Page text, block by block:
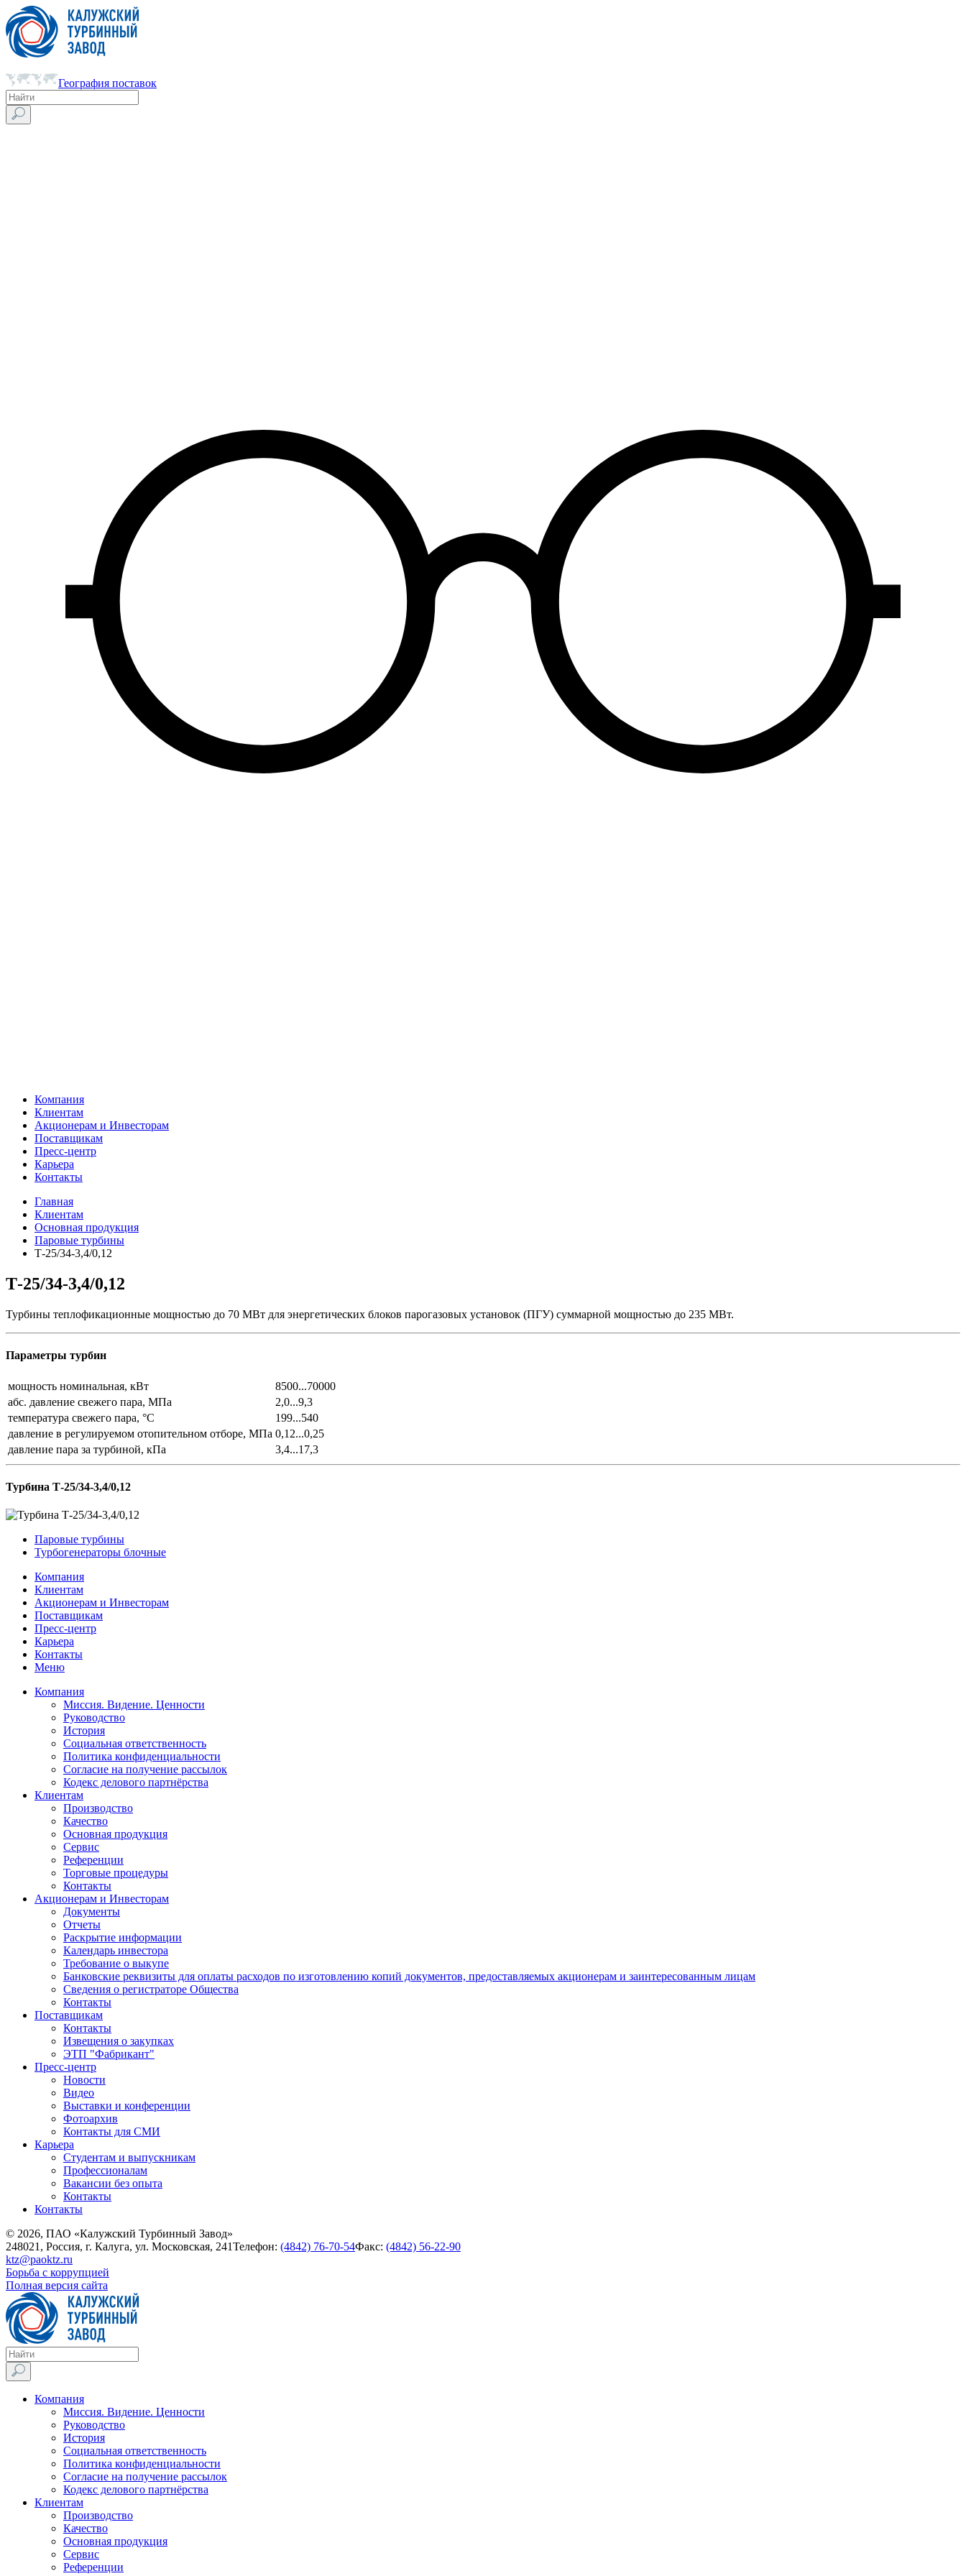
География поставок
Компания
Клиентам
Акционерам и Инвесторам
Поставщикам
Пресс-центр
Карьера
Контакты
Главная
Клиентам
Основная продукция
Паровые турбины
Т-25/34-3,4/0,12
Т-25/34-3,4/0,12
Турбины теплофикационные мощностью до 70 МВт для энергетических блоков парогазовых установок (ПГУ) суммарной мощностью до 235 МВт.
Параметры турбин
мощность номинальная, кВт
8500...70000
абс. давление свежего пара, МПа
2,0...9,3
температура свежего пара, °С
199...540
давление в регулируемом отопительном отборе, МПа 0,12...0,25
давление пара за турбиной, кПа
3,4...17,3
Турбина Т-25/34-3,4/0,12
Паровые турбины
Турбогенераторы блочные
Компания
Клиентам
Акционерам и Инвесторам
Поставщикам
Пресс-центр
Карьера
Контакты
Меню
Компания
Миссия. Видение. Ценности
Руководство
История
Социальная ответственность
Политика конфиденциальности
Согласие на получение рассылок
Кодекс делового партнёрства
Клиентам
Производство
Качество
Основная продукция
Сервис
Референции
Торговые процедуры
Контакты
Акционерам и Инвесторам
Документы
Отчеты
Раскрытие информации
Календарь инвестора
Требование о выкупе
Банковские реквизиты для оплаты расходов по изготовлению копий документов, предоставляемых акционерам и заинтересованным лицам
Сведения о регистраторе Общества
Контакты
Поставщикам
Контакты
Извещения о закупках
ЭТП "Фабрикант"
Пресс-центр
Новости
Видео
Выставки и конференции
Фотоархив
Контакты для СМИ
Карьера
Студентам и выпускникам
Профессионалам
Вакансии без опыта
Контакты
Контакты
© 2026, ПАО «Калужский Турбинный Завод»
248021, Россия, г. Калуга, ул. Московская, 241Телефон: (4842) 76-70-54Факс: (4842) 56-22-90
ktz@paoktz.ru
Борьба с коррупцией
Полная версия сайта
Компания
Миссия. Видение. Ценности
Руководство
История
Социальная ответственность
Политика конфиденциальности
Согласие на получение рассылок
Кодекс делового партнёрства
Клиентам
Производство
Качество
Основная продукция
Сервис
Референции